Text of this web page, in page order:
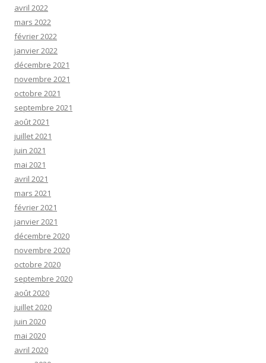
avril 2022
mars 2022
février 2022
janvier 2022
décembre 2021
novembre 2021
octobre 2021
septembre 2021
août 2021
juillet 2021
juin 2021
mai 2021
avril 2021
mars 2021
février 2021
janvier 2021
décembre 2020
novembre 2020
octobre 2020
septembre 2020
août 2020
juillet 2020
juin 2020
mai 2020
avril 2020